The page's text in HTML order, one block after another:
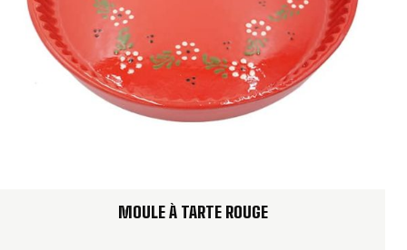
MOULE À TARTE ROUGE